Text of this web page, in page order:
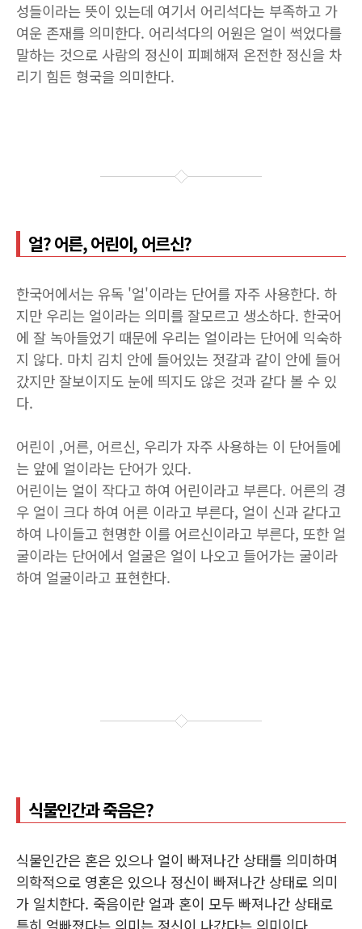
성들이라는 뜻이 있는데 여기서 어리석다는 부족하고 가
여운 존재를 의미한다. 어리석다의 어원은 얼이 썩었다를
말하는 것으로 사람의 정신이 피폐해져 온전한 정신을 차
리기 힘든 형국을 의미한다.
얼? 어른, 어린이, 어르신?
한국어에서는 유독 '얼'이라는 단어를 자주 사용한다. 하
지만 우리는 얼이라는 의미를 잘모르고 생소하다. 한국어
에 잘 녹아들었기 때문에 우리는 얼이라는 단어에 익숙하
지 않다. 마치 김치 안에 들어있는 젓갈과 같이 안에 들어
갔지만 잘보이지도 눈에 띄지도 않은 것과 같다 볼 수 있
다.
어린이 ,어른, 어르신, 우리가 자주 사용하는 이 단어들에
는 앞에 얼이라는 단어가 있다.
어린이는 얼이 작다고 하여 어린이라고 부른다. 어른의 경
우 얼이 크다 하여 어른 이라고 부른다, 얼이 신과 같다고
하여 나이들고 현명한 이를 어르신이라고 부른다, 또한 얼
굴이라는 단어에서 얼굴은 얼이 나오고 들어가는 굴이라
하여 얼굴이라고 표현한다.
식물인간과 죽음은?
식물인간은 혼은 있으나 얼이 빠져나간 상태를 의미하며
의학적으로 영혼은 있으나 정신이 빠져나간 상태로 의미
가 일치한다. 죽음이란 얼과 혼이 모두 빠져나간 상태로